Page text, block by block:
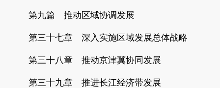
第九篇 推动区域协调发展
第三十七章 深入实施区域发展总体战略
第三十八章 推动京津冀协同发展
第三十九章 推进长江经济带发展